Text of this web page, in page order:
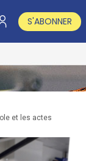
S'ABONNER
et les actes